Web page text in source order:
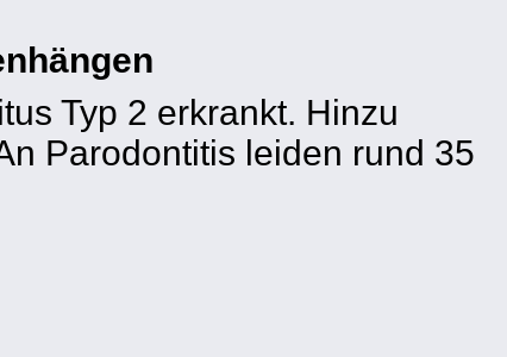
Typ 2 erkrankt. Hinzu
Parodontitis leiden rund 35